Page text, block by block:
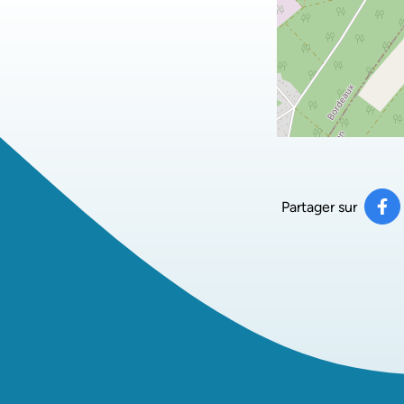
Partager sur